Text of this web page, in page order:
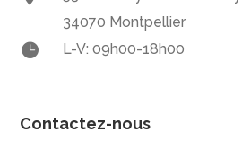
34070 Montpellier
 L-V: 09h00-18h00
Contactez-nous